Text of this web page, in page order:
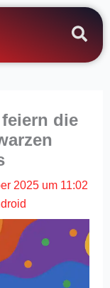
die
2025 um 11:02